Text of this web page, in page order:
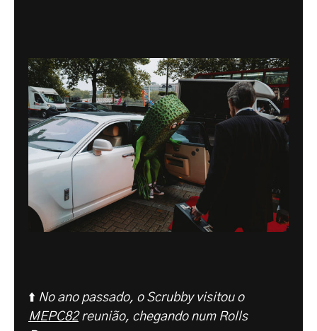
⬆️ No ano passado, o Scrubby visitou o
MEPC82reunião, chegando num Rolls